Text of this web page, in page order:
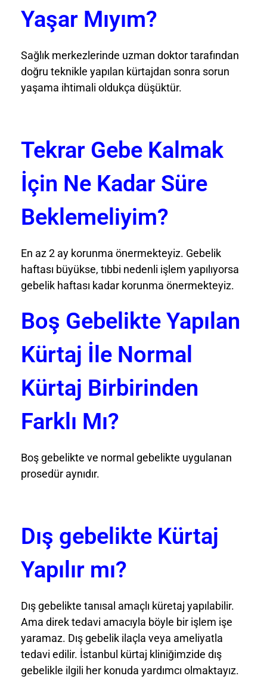
Yaşar Mıyım?
Sağlık merkezlerinde uzman doktor tarafından
doğru teknikle yapılan kürtajdan sonra sorun
yaşama ihtimali oldukça düşüktür.
Tekrar Gebe Kalmak
İçin Ne Kadar Süre
Beklemeliyim?
En az 2 ay korunma önermekteyiz. Gebelik
haftası büyükse, tıbbi nedenli işlem yapılıyorsa
gebelik haftası kadar korunma önermekteyiz.
Boş Gebelikte Yapılan
Kürtaj İle Normal
Kürtaj Birbirinden
Farklı Mı?
Boş gebelikte ve normal gebelikte uygulanan
prosedür aynıdır.
Dış gebelikte Kürtaj
Yapılır mı?
Dış gebelikte tanısal amaçlı küretaj yapılabilir.
Ama direk tedavi amacıyla böyle bir işlem işe
yaramaz. Dış gebelik ilaçla veya ameliyatla
tedavi edilir. İstanbul kürtaj kliniğimzide dış
gebelikle ilgili her konuda yardımcı olmaktayız.